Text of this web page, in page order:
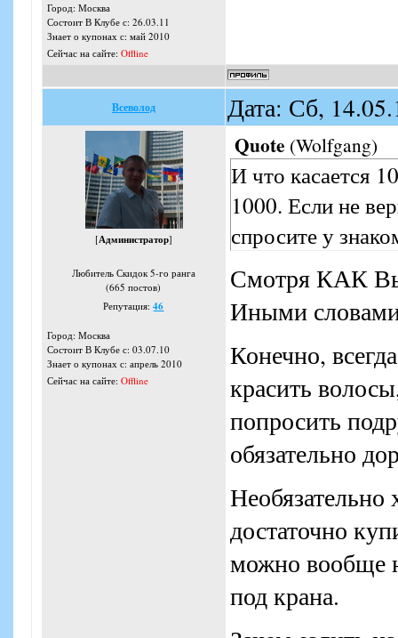
Город: Москва
Состоит В Клубе с: 26.03.11
Знает о купонах с: май 2010
Сейчас на сайте: Offline
Всеволод Дата: Сб,
[Администратор]
Любитель Скидок 5-го ранга
(665 постов)
Репутация:46
Город: Москва
Состоит В Клубе с: 03.07.10
Знает о купонах с: апрель 2010
Сейчас на сайте: Offline
Quote (Wolfgang)
И что касается
1000. Если не
спросите у
Смотря КАК Вы
Иными
Конечно,
красить
попросить
обязательно
Необязательно
достаточно
можно вообще
под крана.